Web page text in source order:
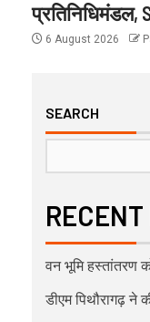
प्रतिनिधिमंडल,
6 August 2026
SEARCH
वन भूमि हस्तांतरण
डीएम पिथौरागढ़ ने